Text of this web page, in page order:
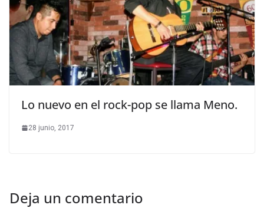
Lo nuevo en el rock-pop se llama Meno.
28 junio, 2017
Deja un comentario